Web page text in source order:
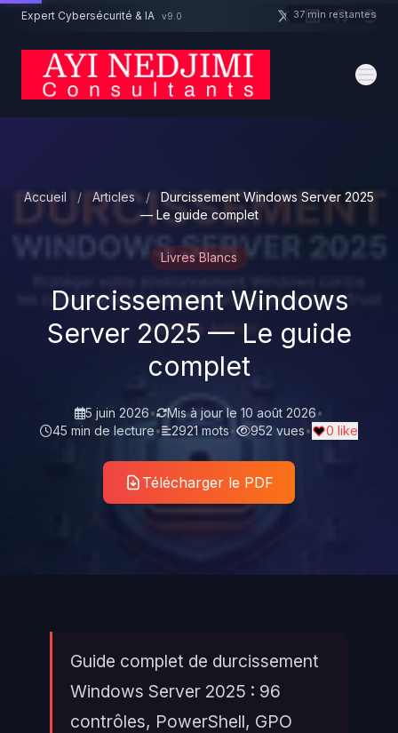
Aller au contenu principal
Expert Cybersécurité & IA v9.0
Accueil / Articles /
Durcissement Windows Server 2025
— Le guide complet
Livres Blancs
Durcissement Windows
Server 2025 — Le guide
complet
5 juin 2026• Mis à jour le 10 août 2026•
45 min de lecture• 2921 mots• 952 vues• 0 like
Télécharger le PDF
Guide complet de durcissement
Windows Server 2025 : 96
contrôles, PowerShell, GPO
Un projet cybersécurité ? 37 min restantes